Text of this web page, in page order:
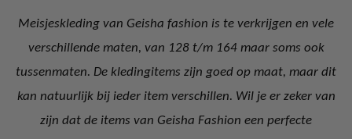
Meisjeskleding van Geisha fashion is te verkrijgen en vele
verschillende maten, van 128 t/m 164 maar soms ook
tussenmaten. De kledingitems zijn goed op maat, maar dit
kan natuurlijk bij ieder item verschillen. Wil je er zeker van
zijn dat de items van Geisha Fashion een perfecte